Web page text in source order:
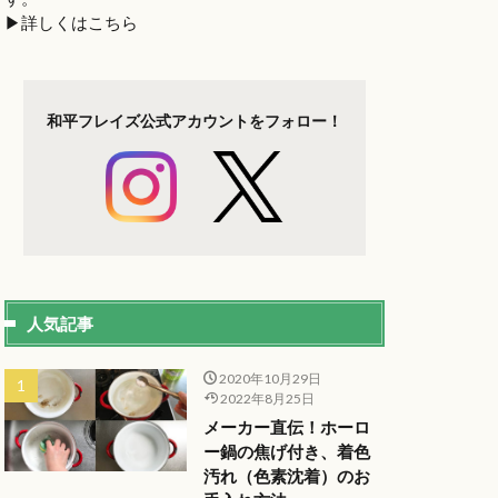
▶︎詳しくはこちら
和平フレイズ公式アカウントをフォロー！
人気記事
2020年10月29日
2022年8月25日
メーカー直伝！ホーロ
ー鍋の焦げ付き、着色
汚れ（色素沈着）のお